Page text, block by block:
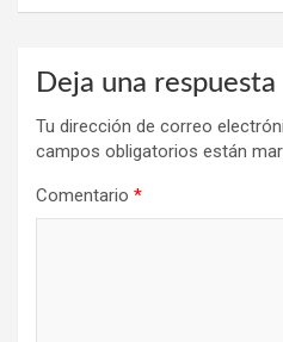
Deja una respuesta
Tu dirección de correo
campos obligatorios están
Comentario *